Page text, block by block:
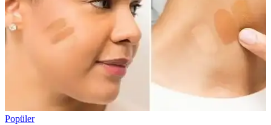
Popüler